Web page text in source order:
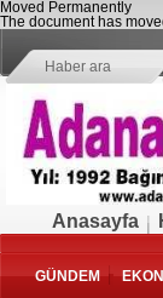
Moved Permanently
The document has
Anasayfa
GÜNDEM